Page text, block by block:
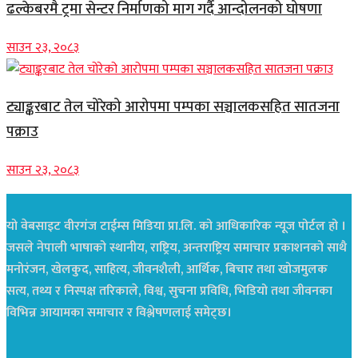
ढल्केबरमै ट्रमा सेन्टर निर्माणको माग गर्दै आन्दोलनको घोषणा
साउन २३, २०८३
ट्याङ्करबाट तेल चोरेको आरोपमा पम्पका सञ्चालकसहित सातजना
पक्राउ
साउन २३, २०८३
यो वेबसाइट वीरगंज टाईम्स मिडिया प्रा.लि. को आधिकारिक न्यूज पोर्टल हो ।
जसले नेपाली भाषाको स्थानीय, राष्ट्रिय, अन्तराष्ट्रिय समाचार प्रकाशनको साथै
मनोरंजन, खेलकुद, साहित्य, जीवनशैली, आर्थिक, बिचार तथा खोजमुलक
सत्य, तथ्य र निस्पक्ष तरिकाले, विश्व, सुचना प्रविधि, भिडियो तथा जीवनका
विभिन्न आयामका समाचार र विश्लेषणलाई समेट्छ।